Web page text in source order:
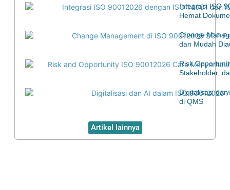
Integrasi ISO
Hemat
Change
dan Mudah
Risk
Stakeholder,
Digitalisasi
di QMS
Artikel lainnya